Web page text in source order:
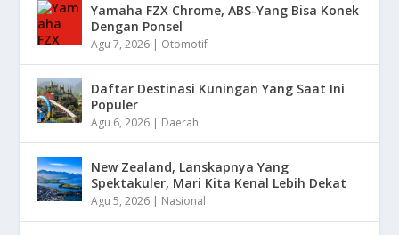
Yamaha FZX Chrome, ABS-Yang Bisa Konek
Dengan Ponsel
Agu 7, 2026 | Otomotif
Daftar Destinasi Kuningan Yang Saat Ini
Populer
Agu 6, 2026 | Daerah
New Zealand, Lanskapnya Yang
Spektakuler, Mari Kita Kenal Lebih Dekat
Agu 5, 2026 | Nasional